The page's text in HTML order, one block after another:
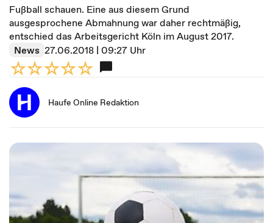
Fußball schauen. Eine aus diesem Grund
ausgesprochene Abmahnung war daher rechtmäßig,
entschied das Arbeitsgericht Köln im August 2017.
News 27.06.2018 | 09:27 Uhr
Haufe Online Redaktion